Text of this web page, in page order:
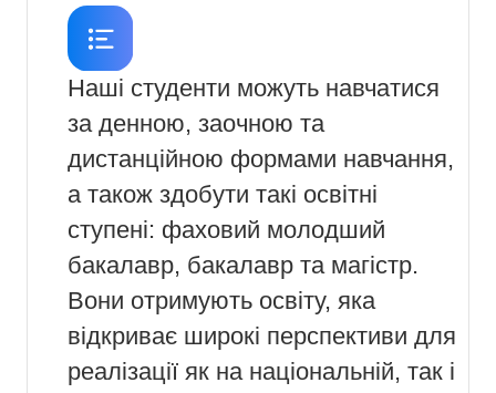
Наші студенти можуть навчатися
за денною, заочною та
дистанційною формами навчання,
а також здобути такі освітні
ступені: фаховий молодший
бакалавр, бакалавр та магістр.
Вони отримують освіту, яка
відкриває широкі перспективи для
реалізації як на національній, так і